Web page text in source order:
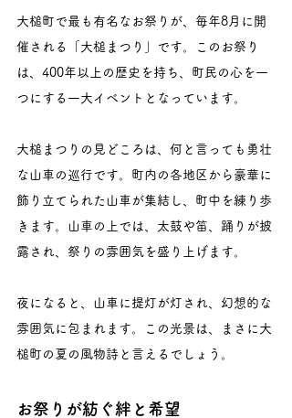
大槌町で最も有名なお祭りが、毎年8月に開
催される「大槌まつり」です。このお祭り
は、400年以上の歴史を持ち、町民の心を一
つにする一大イベントとなっています。
大槌まつりの見どころは、何と言っても勇壮
な山車の巡行です。町内の各地区から豪華に
飾り立てられた山車が集結し、町中を練り歩
きます。山車の上では、太鼓や笛、踊りが披
露され、祭りの雰囲気を盛り上げます。
夜になると、山車に提灯が灯され、幻想的な
雰囲気に包まれます。この光景は、まさに大
槌町の夏の風物詩と言えるでしょう。
お祭りが紡ぐ絆と希望